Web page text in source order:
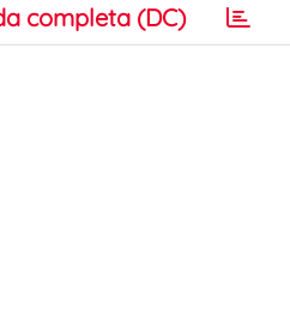
completa (DC)